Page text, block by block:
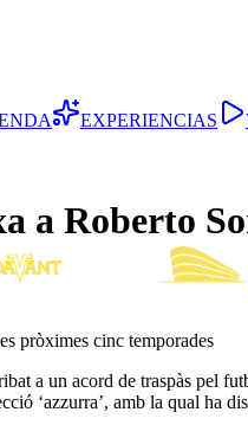
EXPERIENCIAS
a Roberto
pròximes cinc temporades
a un acord de traspàs pel
‘azzurra’, amb la qual ha